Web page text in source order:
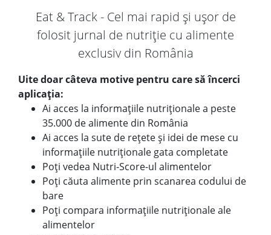
Eat & Track - Cel mai rapid și ușor de
folosit jurnal de nutriție cu alimente
exclusiv din România
Uite doar câteva motive pentru care să încerci
aplicația:
Ai acces la informațiile nutriționale a peste
35.000 de alimente din România
Ai acces la sute de rețete și idei de mese cu
informațiile nutriționale gata completate
Poți vedea Nutri-Score-ul alimentelor
Poți căuta alimente prin scanarea codului de
bare
Poți compara informațiile nutriționale ale
alimentelor